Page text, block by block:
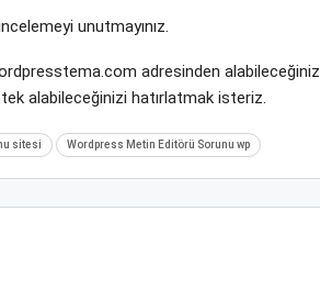
unutmayınız.
adresinden alabileceğiniz
alabileceğinizi hatırlatmak isteriz.
sitesi Wordpress Metin Editörü Sorunu wp